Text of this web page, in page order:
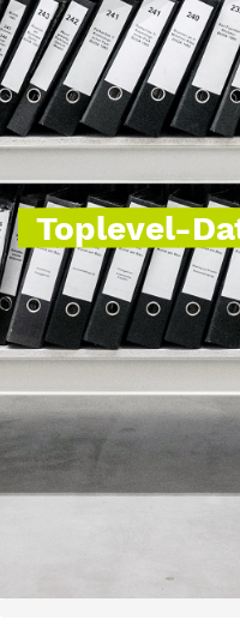
Toplevel-